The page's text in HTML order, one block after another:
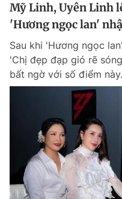
Mỹ Linh, Uyên Linh
'Hương ngọc lan'
Sau khi 'Hương ngọc
'Chị đẹp đạp gió rẽ
bất ngờ với số điểm này.